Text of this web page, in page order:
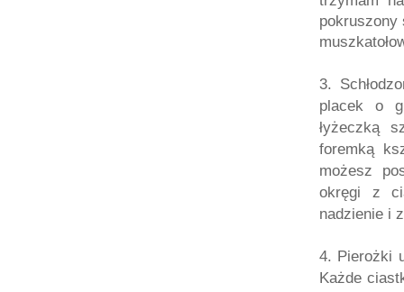
pokruszony
3.
placek o
łyżeczką
foremką
możesz
okręgi z
nadzienie i
4. Pierożki
Każde